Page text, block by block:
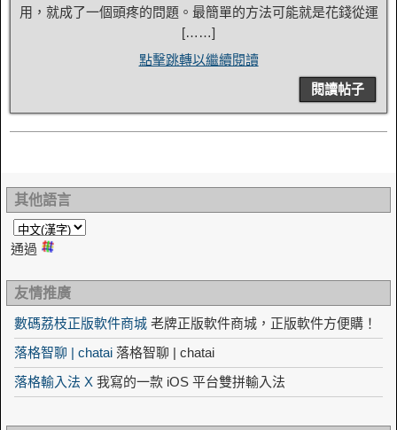
用，就成了一個頭疼的問題。最簡單的方法可能就是花錢從運
[……]
點擊跳轉以繼續閱讀
閱讀帖子
其他語言
通過
友情推廣
數碼荔枝正版軟件商城 老牌正版軟件商城，正版軟件方便購！
落格智聊 | chatai 落格智聊 | chatai
落格輸入法 X 我寫的一款 iOS 平台雙拼輸入法